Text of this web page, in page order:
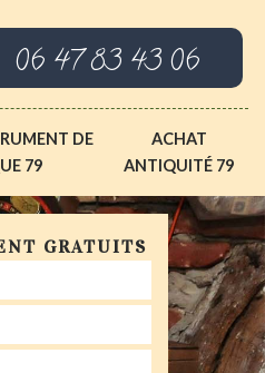
06 47 83 43 06
DE
79
ACHAT
ANTIQUITÉ 79
GRATUITS